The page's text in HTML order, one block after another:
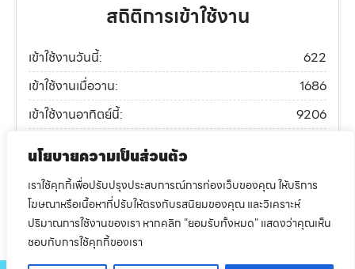
นโยบายความเป็นส่วนตัว
เราใช้คุกกี้เพื่อปรับปรุงประสบการณ์การท่องเว็บของคุณ ให้บริการ
โฆษณาหรือเนื้อหาที่ปรับให้ตรงกับรสนิยมของคุณ และวิเคราะห์
ปริมาณการใช้งานของเรา หากคลิก "ยอมรับทั้งหมด" แสดงว่าคุณเห็น
ชอบกับการใช้คุกกี้ของเรา
สถิติการเข้าใช้งาน
เข้าใช้งานวันนี้:
622
เข้าใช้งานเมื่อวาน:
1686
เข้าใช้งานอาทิตย์นี้:
9206
เข้าใช้งานทั้งหมด:
614639